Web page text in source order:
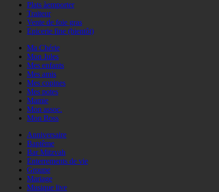
Plats àemporter
Traiteur
Vente de foie gras
Epicerie fine (bientôt)
Ma Chérie
Mon Jules
Mes enfants
Mes amis
Mes copines
Mes potes
Mamie
Mon assoc.
Mon Boss
Anniversaire
Baptême
Bar Mitzvah
Enterrements de vie
Groupe
Mariage
Musique live